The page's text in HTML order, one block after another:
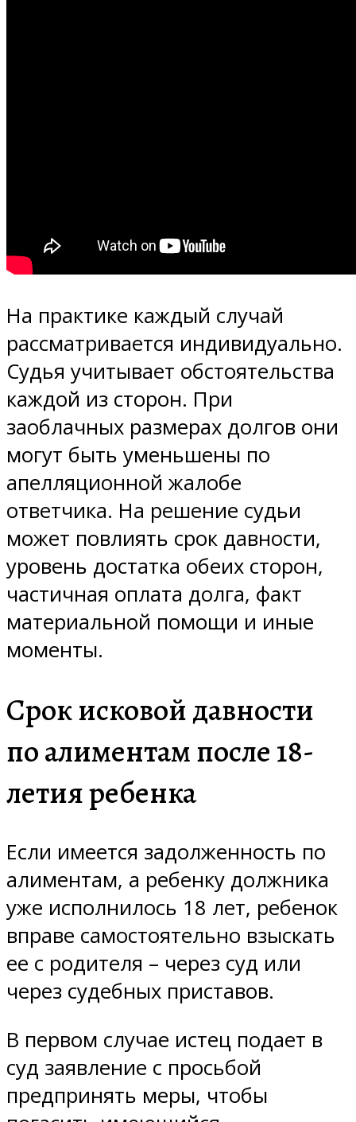
На практике каждый случай
рассматривается индивидуально.
Судья учитывает обстоятельства
каждой из сторон. При
заоблачных размерах долгов они
могут быть уменьшены по
апелляционной жалобе
ответчика. На решение судьи
может повлиять срок давности,
уровень достатка обеих сторон,
частичная оплата долга, факт
материальной помощи и иные
моменты.
Срок исковой давности
по алиментам после 18-
летия ребенка
Если имеется задолженность по
алиментам, а ребенку должника
уже исполнилось 18 лет, ребенок
вправе самостоятельно взыскать
ее с родителя – через суд или
через судебных приставов.
В первом случае истец подает в
суд заявление с просьбой
предпринять меры, чтобы